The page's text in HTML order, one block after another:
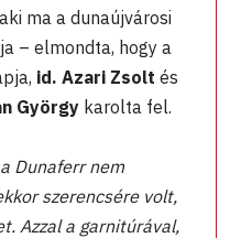
ma a dunaújvárosi
– elmondta, hogy a
id. Azari Zsolt és
György karolta fel.
Dunaferr nem
szerencsére volt,
Azzal a garnitúrával,